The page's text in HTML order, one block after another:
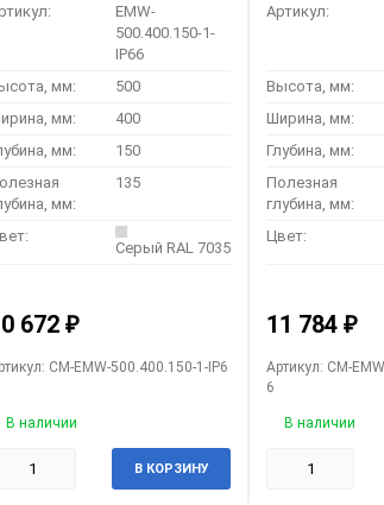
EMW-
500.400.150-1-
IP66
мм:
500
мм:
400
мм:
150
мм:
135
Серый RAL 7035
672 ₽
CM-EMW-500.400.150-1-IP6
В наличии
В КОРЗИНУ
Артикул:
Высота, мм:
Ширина, мм:
Глубина, мм:
Полезная
глубина, мм:
Цвет:
11 784 ₽
Артикул: CM-
6
В наличии